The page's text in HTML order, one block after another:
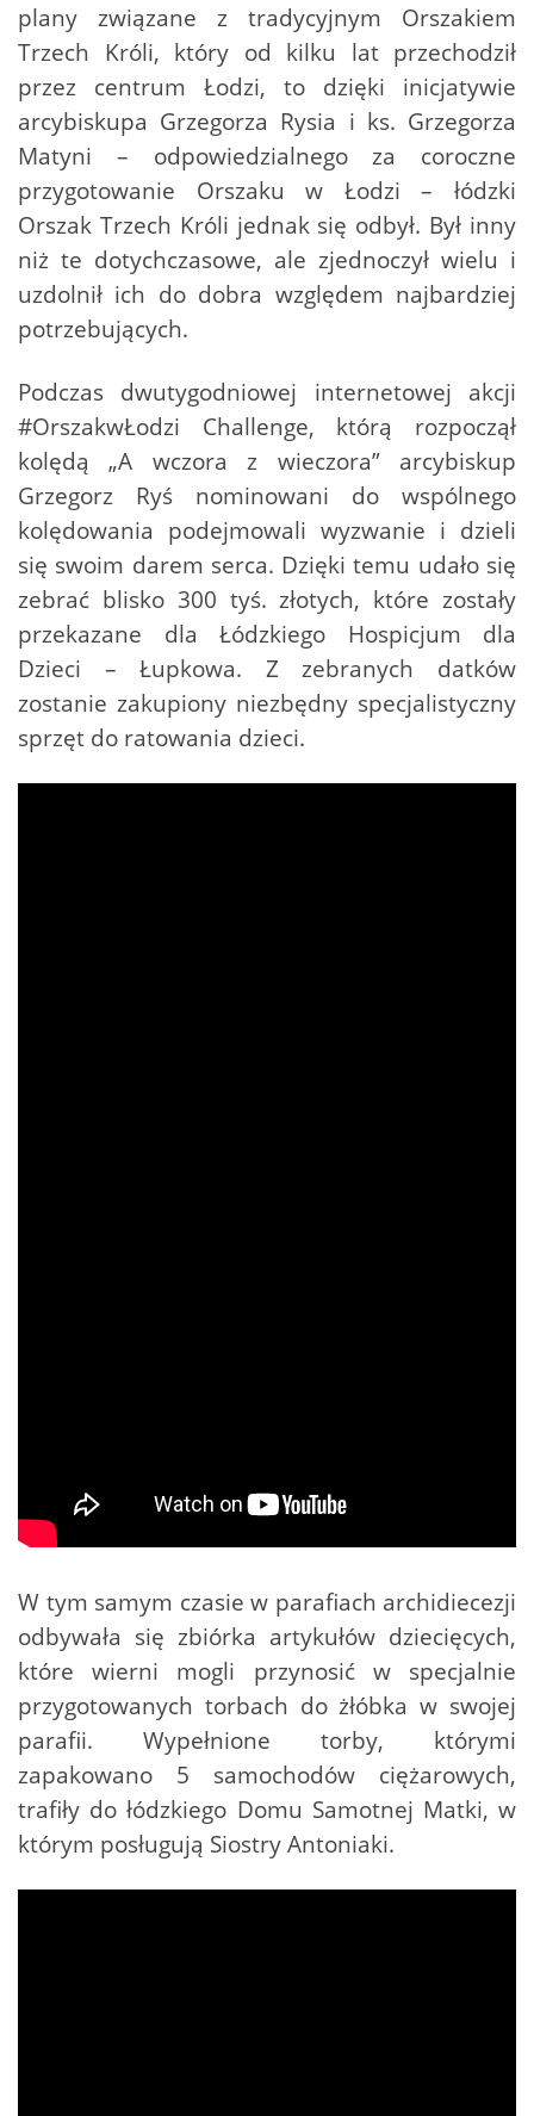
plany związane z tradycyjnym Orszakiem
Trzech Króli, który od kilku lat przechodził
przez centrum Łodzi, to dzięki inicjatywie
arcybiskupa Grzegorza Rysia i ks. Grzegorza
Matyni – odpowiedzialnego za coroczne
przygotowanie Orszaku w Łodzi – łódzki
Orszak Trzech Króli jednak się odbył. Był inny
niż te dotychczasowe, ale zjednoczył wielu i
uzdolnił ich do dobra względem najbardziej
potrzebujących.
Podczas dwutygodniowej internetowej akcji
#OrszakwŁodzi Challenge, którą rozpoczął
kolędą „A wczora z wieczora” arcybiskup
Grzegorz Ryś nominowani do wspólnego
kolędowania podejmowali wyzwanie i dzieli
się swoim darem serca. Dzięki temu udało się
zebrać blisko 300 tyś. złotych, które zostały
przekazane dla Łódzkiego Hospicjum dla
Dzieci – Łupkowa. Z zebranych datków
zostanie zakupiony niezbędny specjalistyczny
sprzęt do ratowania dzieci.
W tym samym czasie w parafiach archidiecezji
odbywała się zbiórka artykułów dziecięcych,
które wierni mogli przynosić w specjalnie
przygotowanych torbach do żłóbka w swojej
parafii. Wypełnione torby, którymi
zapakowano 5 samochodów ciężarowych,
trafiły do łódzkiego Domu Samotnej Matki, w
którym posługują Siostry Antoniaki.